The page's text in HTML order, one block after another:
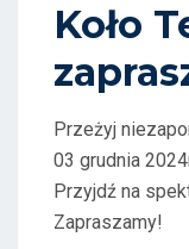
O
N
Koło
Przeżyj
03 grudnia
Przyjdź na
Zapraszamy!